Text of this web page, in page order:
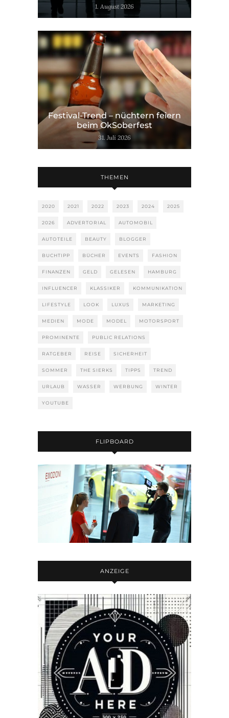
1. August 2026
Festival-Trend – nüchtern feiern
beim OkSoberfest
31. Juli 2026
THEMEN
2020 2021 2022 2023 2024 2025
2026 ADVERTORIAL AUTOMOBIL
AUTOTEILE BEAUTY BLOGGER
BUCHTIPP BÜCHER EVENTS FASHION
FINANZEN GELD GELESEN HAMBURG
INFLUENCER KLASSIKER KOMMUNIKATION
LIFESTYLE LOOK LUXUS MARKETING
MEDIEN MODE MODEL MOTORSPORT
PROMINENTE PUBLIC RELATIONS
RATGEBER REISE SICHERHEIT
SOMMER THE SIERKS TIPPS TREND
URLAUB WASSER WERBUNG WINTER
YOUTUBE
FLIPBOARD
ANZEIGE